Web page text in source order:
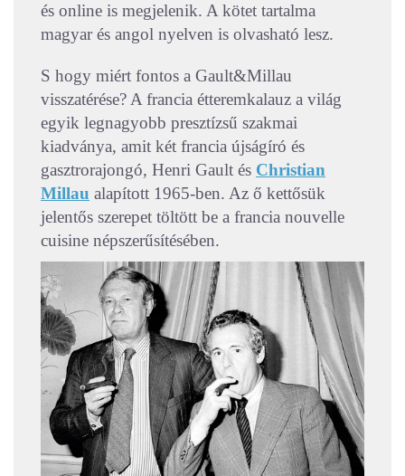
és online is megjelenik. A kötet tartalma
magyar és angol nyelven is olvasható lesz.
S hogy miért fontos a Gault&Millau
visszatérése? A francia étteremkalauz a világ
egyik legnagyobb presztízsű szakmai
kiadványa, amit két francia újságíró és
gasztrorajongó, Henri Gault és Christian
Millau alapított 1965-ben. Az ő kettősük
jelentős szerepet töltött be a francia nouvelle
cuisine népszerűsítésében.